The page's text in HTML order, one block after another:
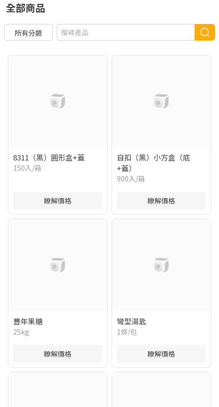
全部商品
所有分類
8311（黑）圓形盒+蓋
150入/箱
瞭解價格
自扣（黑）小方盒（底
+蓋）
900入/箱
瞭解價格
豐年果糖
25kg
瞭解價格
彎型湯匙
1條/包
瞭解價格